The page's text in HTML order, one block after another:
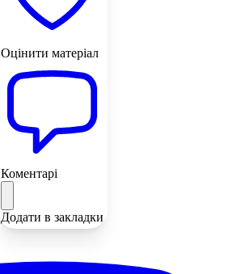
Оцінити матеріал
Коментарі
Додати в закладки